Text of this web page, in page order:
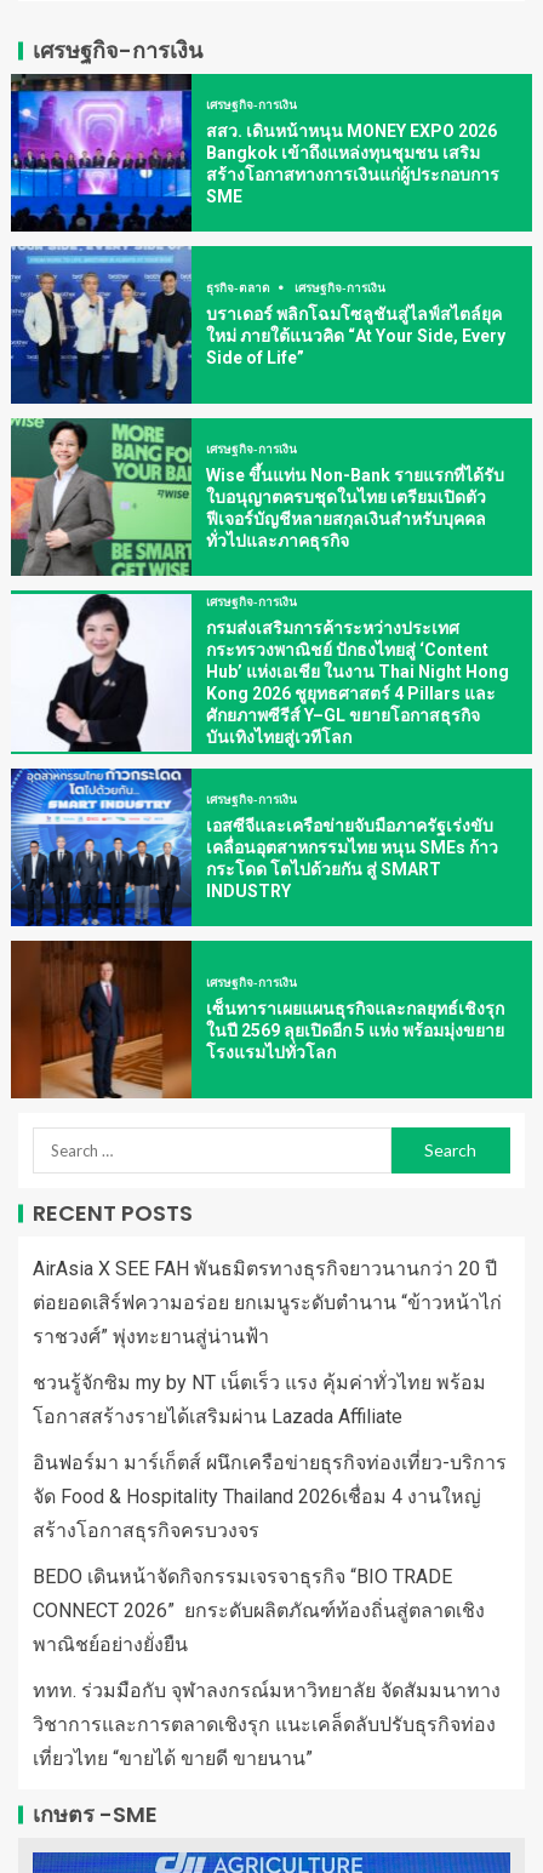
เศรษฐกิจ-การเงิน
เศรษฐกิจ-การเงิน
สสว. เดินหน้าหนุน MONEY EXPO 2026
Bangkok เข้าถึงแหล่งทุนชุมชน เสริม
สร้างโอกาสทางการเงินแก่ผู้ประกอบการ
SME
ธุรกิจ-ตลาด เศรษฐกิจ-การเงิน
บราเดอร์ พลิกโฉมโซลูชันสู่ไลฟ์สไตล์ยุค
ใหม่ ภายใต้แนวคิด “At Your Side, Every
Side of Life”
เศรษฐกิจ-การเงิน
Wise ขึ้นแท่น Non-Bank รายแรกที่ได้รับ
ใบอนุญาตครบชุดในไทย เตรียมเปิดตัว
ฟีเจอร์บัญชีหลายสกุลเงินสำหรับบุคคล
ทั่วไปและภาคธุรกิจ
เศรษฐกิจ-การเงิน
กรมส่งเสริมการค้าระหว่างประเทศ
กระทรวงพาณิชย์ ปักธงไทยสู่ ‘Content
Hub’ แห่งเอเชีย ในงาน Thai Night Hong
Kong 2026 ชูยุทธศาสตร์ 4 Pillars และ
ศักยภาพซีรีส์ Y–GL ขยายโอกาสธุรกิจ
บันเทิงไทยสู่เวทีโลก
เศรษฐกิจ-การเงิน
เอสซีจีและเครือข่ายจับมือภาครัฐเร่งขับ
เคลื่อนอุตสาหกรรมไทย หนุน SMEs ก้าว
กระโดด โตไปด้วยกัน สู่ SMART
INDUSTRY
เศรษฐกิจ-การเงิน
เซ็นทาราเผยแผนธุรกิจและกลยุทธ์เชิงรุก
ในปี 2569 ลุยเปิดอีก 5 แห่ง พร้อมมุ่งขยาย
โรงแรมไปทั่วโลก
RECENT POSTS
AirAsia X SEE FAH พันธมิตรทางธุรกิจยาวนานกว่า 20 ปี
ต่อยอดเสิร์ฟความอร่อย ยกเมนูระดับตำนาน “ข้าวหน้าไก่
ราชวงศ์” พุ่งทะยานสู่น่านฟ้า
ชวนรู้จักซิม my by NT เน็ตเร็ว แรง คุ้มค่าทั่วไทย พร้อม
โอกาสสร้างรายได้เสริมผ่าน Lazada Affiliate
อินฟอร์มา มาร์เก็ตส์ ผนึกเครือข่ายธุรกิจท่องเที่ยว-บริการ
จัด Food & Hospitality Thailand 2026เชื่อม 4 งานใหญ่
สร้างโอกาสธุรกิจครบวงจร
BEDO เดินหน้าจัดกิจกรรมเจรจาธุรกิจ “BIO TRADE
CONNECT 2026” ยกระดับผลิตภัณฑ์ท้องถิ่นสู่ตลาดเชิง
พาณิชย์อย่างยั่งยืน
ททท. ร่วมมือกับ จุฬาลงกรณ์มหาวิทยาลัย จัดสัมมนาทาง
วิชาการและการตลาดเชิงรุก แนะเคล็ดลับปรับธุรกิจท่อง
เที่ยวไทย “ขายได้ ขายดี ขายนาน”
เกษตร -SME